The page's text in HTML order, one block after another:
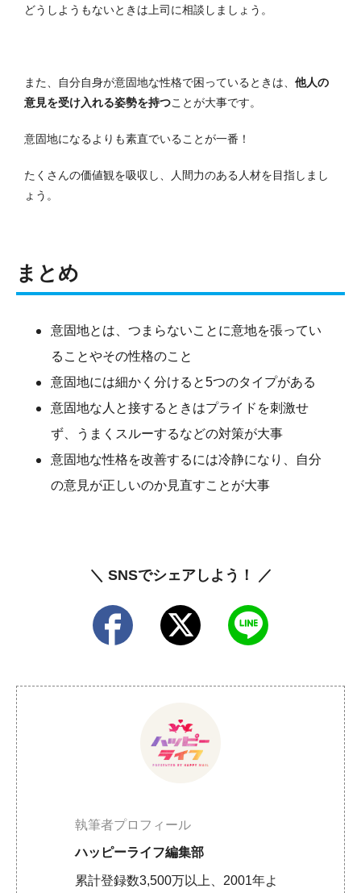
どうしようもないときは上司に相談しましょう。
また、自分自身が意固地な性格で困っているときは、 他人の
意見を受け入れる姿勢を持つことが大事です。
意固地になるよりも素直でいることが一番！
たくさんの価値観を吸収し、人間力のある人材を目指しまし
ょう。
まとめ
意固地とは、つまらないことに意地を張ってい
ることやその性格のこと
意固地には細かく分けると5つのタイプがある
意固地な人と接するときはプライドを刺激せ
ず、うまくスルーするなどの対策が大事
意固地な性格を改善するには冷静になり、自分
の意見が正しいのか見直すことが大事
＼ SNSでシェアしよう！ ／
執筆者プロフィール
ハッピーライフ編集部
累計登録数3,500万以上、2001年よ